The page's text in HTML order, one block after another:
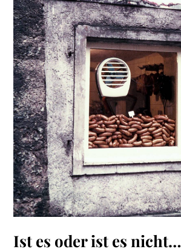
Ist es oder ist es nicht…